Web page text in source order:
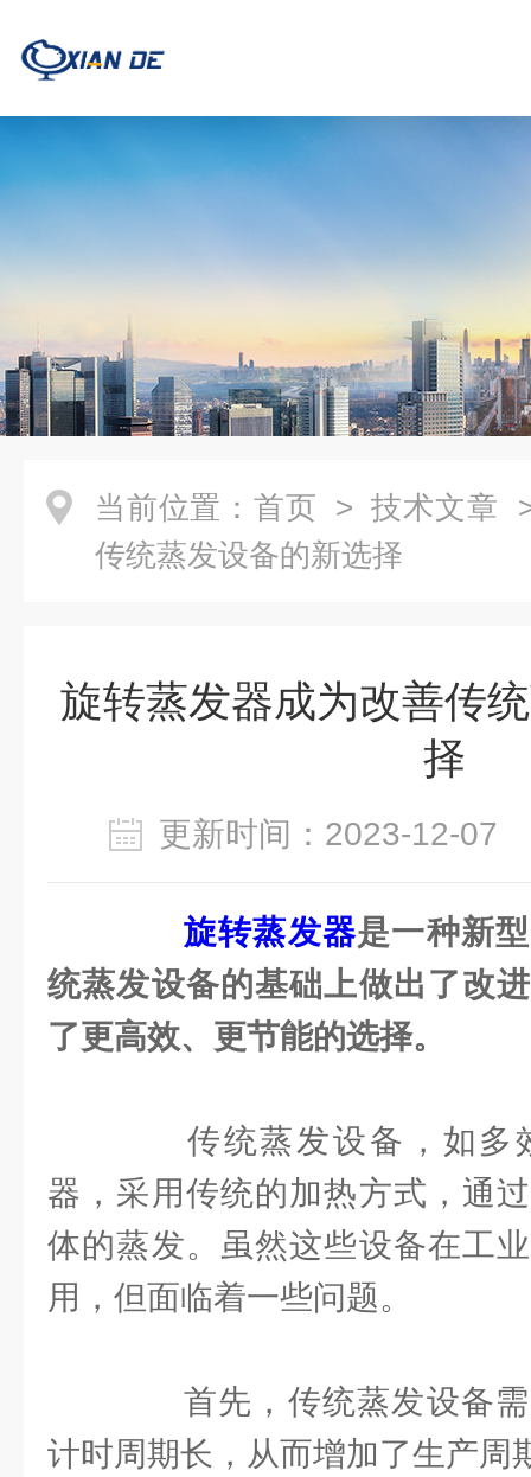
当前位置： 首页 > 技术文章
传统蒸发设备的新选择
旋转蒸发器成为改善传
择
更新时间：2023-12-
旋转蒸发器是一种新
统蒸发设备的基础上做出了改
了更高效、更节能的选择。
传统蒸发设备，如多
器，采用传统的加热方式，通
体的蒸发。虽然这些设备在工
用，但面临着一些问题。
首先，传统蒸发设备需
计时周期长，从而增加了生产周